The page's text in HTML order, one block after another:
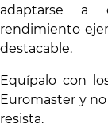
adaptarse a
rendimiento
destacable.
Equípalo con
Euromaster y
resista.